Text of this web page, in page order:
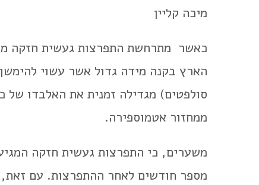
מיכה קליין
כאשר מתרחשת התפרצות געשית חזקה
הארץ בקנה מידה גדול אשר עשוי
סולפטים) מגדילה זמנית את האלבדו
ממחזור אטמוספירה.
מספר חודשים לאחר ההתפרצות. עם זאת,